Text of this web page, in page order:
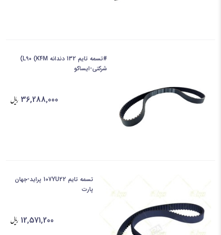
#تسمه تایم 132 دندانه L90 (K4M)
شرکتی-ایساکو
36,288,000
تسمه تایم 107YU22 پراید-جهان
پارت
12,571,200